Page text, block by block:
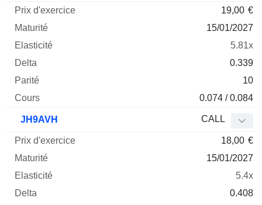
19,00 €
15/01/2027
5.81x
0.339
10
0.074 / 0.084
JH9AVH CALL
18,00 €
15/01/2027
5.4x
0.408